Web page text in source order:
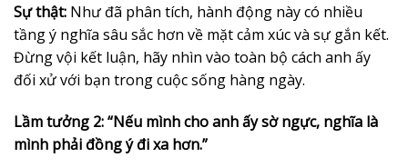
Sự thật: Như đã phân tích, hành động này có nhiều
tầng ý nghĩa sâu sắc hơn về mặt cảm xúc và sự gắn kết.
Đừng vội kết luận, hãy nhìn vào toàn bộ cách anh ấy
đối xử với bạn trong cuộc sống hàng ngày.
Lầm tưởng 2: “Nếu mình cho anh ấy sờ ngực, nghĩa là
mình phải đồng ý đi xa hơn.”